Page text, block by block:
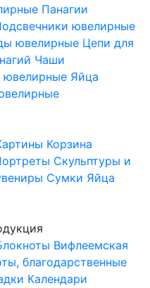
Панагии
ювелирные
ювелирные Цепи для
Чаши
ювелирные Яйца
Корзина
Скульптуры и
Сумки Яйца
Вифлеемская
благодарственные
Календари